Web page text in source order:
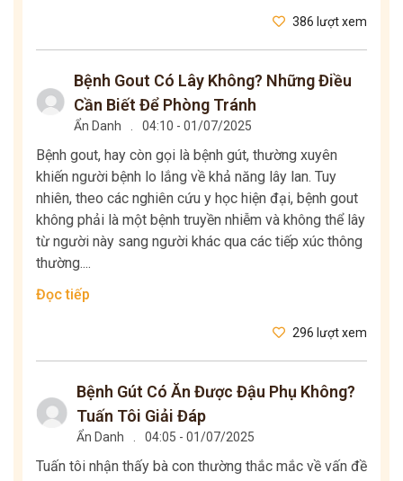
386 lượt xem
Bệnh Gout Có Lây Không? Những Điều
Cần Biết Để Phòng Tránh
Ẩn Danh 04:10 - 01/07/2025
Bệnh gout, hay còn gọi là bệnh gút, thường xuyên
khiến người bệnh lo lắng về khả năng lây lan. Tuy
nhiên, theo các nghiên cứu y học hiện đại, bệnh gout
không phải là một bệnh truyền nhiễm và không thể lây
từ người này sang người khác qua các tiếp xúc thông
thường....
Đọc tiếp
296 lượt xem
Bệnh Gút Có Ăn Được Đậu Phụ Không?
Tuấn Tôi Giải Đáp
Ẩn Danh 04:05 - 01/07/2025
Tuấn tôi nhận thấy bà con thường thắc mắc về vấn đề